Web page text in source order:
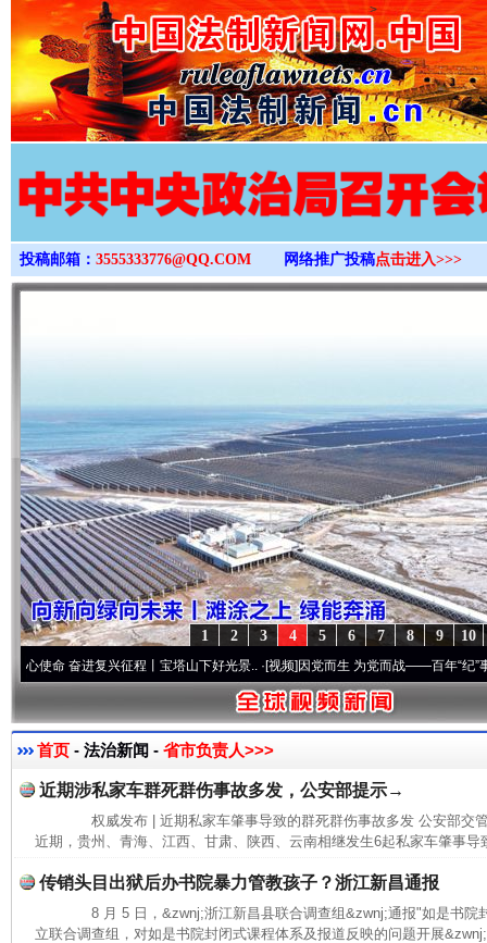
>
投稿邮箱： 3555333776@QQ.COM 网络推广投稿点击进入>>>
10
9
8
7
6
5
4
3
2
1
命 奋进复兴征程丨宝塔山下好光景..·[视频]因党而生 为党而战——百年“纪”事⑧加强
首页 - 法治新闻 - 省市负责人>>>
近期涉私家车群死群伤事故多发，公安部提示→
权威发布 | 近期私家车肇事导致的群死群伤事故多发 公安部
近期，贵州、青海、江西、甘肃、陕西、云南相继发生6起私家车肇事导
传销头目出狱后办书院暴力管教孩子？浙江新昌通报
8 月 5 日，&zwnj;浙江新昌县联合调查组&zwnj;通报"如是书院
立联合调查组，对如是书院封闭式课程体系及报道反映的问题开展